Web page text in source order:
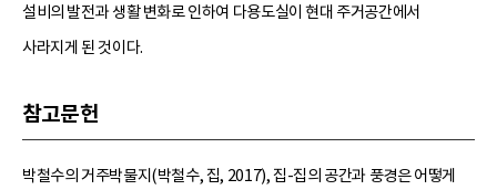
설비의 발전과 생활 변화로 인하여 다용도실이 현대 주거공간에서
사라지게 된 것이다.
참고문헌
박철수의 거주박물지(박철수, 집, 2017), 집-집의 공간과 풍경은 어떻게